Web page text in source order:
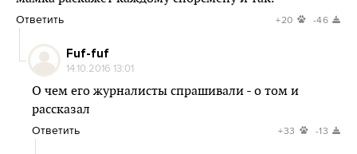
Ответить +20 -46
Fuf-fuf
14.10.2016 13:01
О чем его журналисты спрашивали - о том и
рассказал
Ответить +33 -13